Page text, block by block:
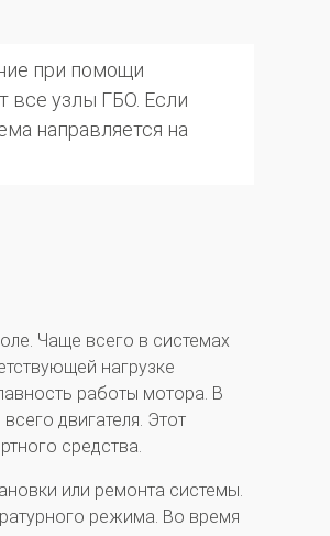
при помощи
все узлы ГБО. Если
направляется на
Чаще всего в системах
нагрузке
работы мотора. В
двигателя. Этот
средства.
или ремонта системы.
режима. Во время